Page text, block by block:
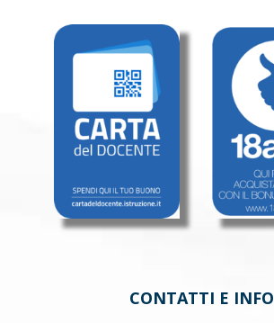
CONTATTI E INFO